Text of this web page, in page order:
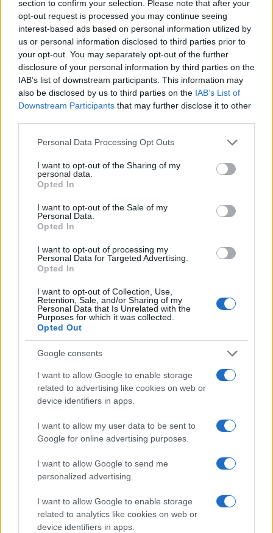
section to confirm your selection. Please note that after your
opt-out request is processed you may continue seeing
interest-based ads based on personal information utilized by
us or personal information disclosed to third parties prior to
your opt-out. You may separately opt-out of the further
disclosure of your personal information by third parties on the
IAB’s list of downstream participants. This information may
also be disclosed by us to third parties on the IAB’s List of
Downstream Participants that may further disclose it to other
Please note that this website/app uses one or more Google
not limited to your visit or usage behaviour. You may click to
grant or deny consent to Google and its third-party tags to
use your data for below specified purposes in below Google
consent section.
Personal Data Processing Opt Outs
I want to opt-out of the Sharing of my
personal data.
Opted In
I want to opt-out of the Sale of my
Personal Data.
Opted In
I want to opt-out of processing my
Personal Data for Targeted Advertising.
Opted In
I want to opt-out of Collection, Use,
Retention, Sale, and/or Sharing of my
Personal Data that Is Unrelated with the
Purposes for which it was collected.
Opted Out
Google consents
I want to allow Google to enable storage
related to advertising like cookies on web or
device identifiers in apps.
I want to allow my user data to be sent to
Google for online advertising purposes.
I want to allow Google to send me
personalized advertising.
I want to allow Google to enable storage
related to analytics like cookies on web or
device identifiers in apps.
Συμβούλιο - Πρόεδρος ο Γαληνός Γιαγλής
Η Toyota φέρνει νέα γενιά
της
Σε κινεζική… πολιορκία η
αυτοκινητοβιομηχανία
Νέο Audi A2 e-tron με στόχο την κορυφή της
αποδοτικότητας
Ευρωπαϊκό Κορασίδων:
Άνετη νίκη της Ελλάδας
Ιρλανδία
Γιαννακόπουλος: «Όταν σου
ρίχνουν μια πέτρα, τους
ΕΛΣΤΑΤ: Στο 3,4% υποχώρησε ο πληθωρισμός τον Ιούλιο